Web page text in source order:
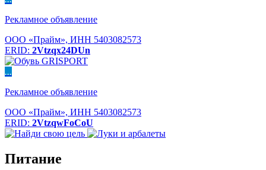
Рекламное объявление
ООО «Прайм», ИНН 5403082573
ERID: 2Vtzqx24DUn
...
Рекламное объявление
ООО «Прайм», ИНН 5403082573
ERID: 2VtzqwFoCoU
Питание